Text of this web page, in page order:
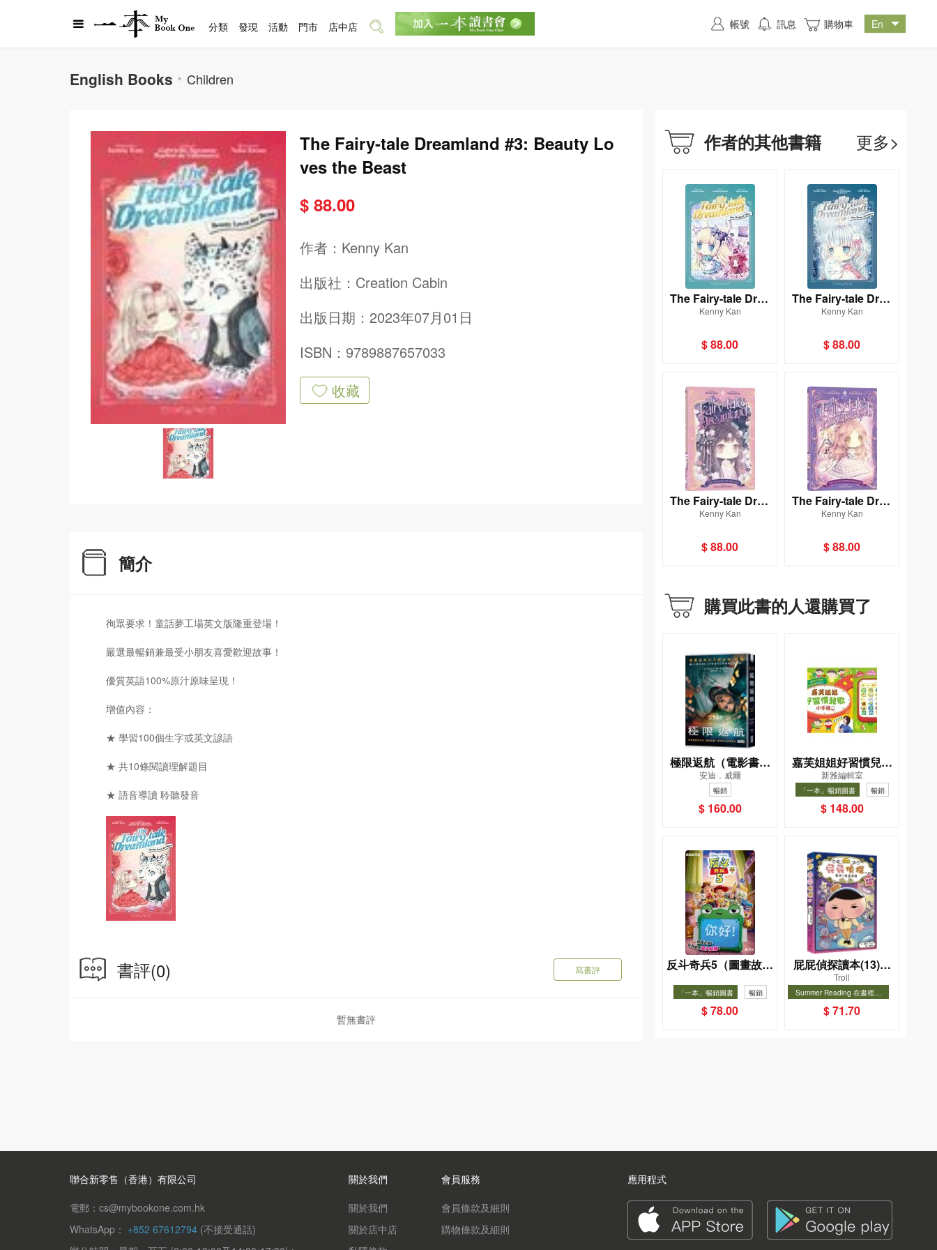
English Books Children
The Fairy-tale Dreamland #3: Beauty Lo
ves the Beast
$ 88.00
作者： Kenny Kan
出版社： Creation Cabin
出版日期：2023年07月01日
ISBN：9789887657033
收藏
簡介
徇眾要求！童話夢工場英文版隆重登場！
嚴選最暢銷兼最受小朋友喜愛歡迎故事！
優質英語100%原汁原味呈現！
增值內容：
★ 學習100個生字或英文諺語
★ 共10條閱讀理解題目
★ 語音導讀 聆聽發音
書評(0) 寫書評
暫無書評
作者的其他書籍 更多>
The Fairy-tale Drea
mland #1: The Magi
Kenny Kan
$ 88.00
The Fairy-tale Drea
mland #2: The Snow
Kenny Kan
$ 88.00
The Fairy-tale Drea
mland #4: The Lege
Kenny Kan
$ 88.00
The Fairy-tale Drea
mland #5: The Glass
Kenny Kan
$ 88.00
購買此書的人還購買了
極限返航（電影書衣
典藏版）（獨家收錄
作者訪談）
安迪．威爾
暢銷
$ 160.00
嘉芙姐姐好習慣兒歌
小手機
新雅編輯室
「一本」暢銷圖書 暢銷
$ 148.00
反斗奇兵5（圖畫故事
版）
「一本」暢銷圖書 暢銷
$ 78.00
屁屁偵探讀本(13)－
－對決！怪盜學院
（星星篇）
Troll
Summer Reading 在書裡度
選圖書67折
暢銷
$ 71.70
分類 發現 活動 門市 店中店 帳號 訊息 購物車
聯合新零售（香港）有限公司
電郵：cs@mybookone.com.hk
WhatsApp： +852 67612794 (不接受通話)
關於我們
關於我們
關於店中店
會員服務
會員條款及細則
購物條款及細則
應用程式